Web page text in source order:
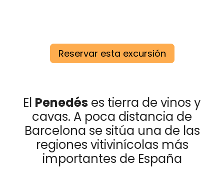
Reservar esta excursión
El Penedés es tierra de vinos y
cavas. A poca distancia de
Barcelona se sitúa una de las
regiones vitivinícolas más
importantes de España